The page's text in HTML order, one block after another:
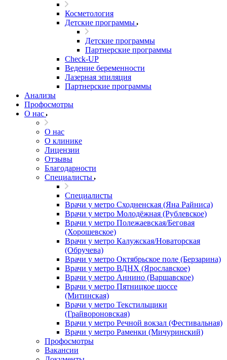
Косметология
Детские программы
Детские программы
Партнерские программы
Check-UP
Ведение беременности
Лазерная эпиляция
Партнерские программы
Анализы
Профосмотры
О нас
О нас
О клинике
Лицензии
Отзывы
Благодарности
Специалисты
Специалисты
Врачи у метро Сходненская (Яна Райниса)
Врачи у метро Молодёжная (Рублевское)
Врачи у метро Полежаевская/Беговая
(Хорошевское)
Врачи у метро Калужская/Новаторская
(Обручева)
Врачи у метро Октябрьское поле (Берзарина)
Врачи у метро ВДНХ (Ярославское)
Врачи у метро Аннино (Варшавское)
Врачи у метро Пятницкое шоссе
(Митинская)
Врачи у метро Текстильщики
(Грайвороновская)
Врачи у метро Речной вокзал (Фестивальная)
Врачи у метро Раменки (Мичуринский)
Профосмотры
Вакансии